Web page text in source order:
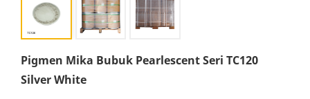
Pigmen Mika Bubuk Pearlescent Seri TC120
Silver White